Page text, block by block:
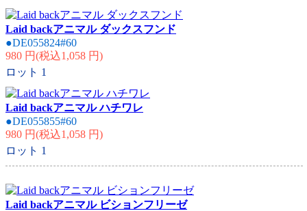
Laid backアニマル ダックスフンド
●DE055824#60
980 円(税込1,058 円)
ロット 1
Laid backアニマル ハチワレ
●DE055855#60
980 円(税込1,058 円)
ロット 1
Laid backアニマル ビションフリーゼ